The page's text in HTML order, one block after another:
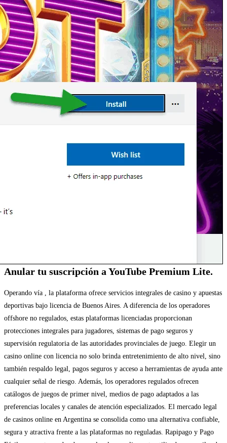
Anular tu suscripción a YouTube Premium Lite.
Operando vía , la plataforma ofrece servicios integrales de casino y apuestas
deportivas bajo licencia de Buenos Aires. A diferencia de los operadores
offshore no regulados, estas plataformas licenciadas proporcionan
protecciones integrales para jugadores, sistemas de pago seguros y
supervisión regulatoria de las autoridades provinciales de juego. Elegir un
casino online con licencia no solo brinda entretenimiento de alto nivel, sino
también respaldo legal, pagos seguros y acceso a herramientas de ayuda ante
cualquier señal de riesgo. Además, los operadores regulados ofrecen
catálogos de juegos de primer nivel, medios de pago adaptados a las
preferencias locales y canales de atención especializados. El mercado legal
de casinos online en Argentina se consolida como una alternativa confiable,
segura y atractiva frente a las plataformas no reguladas. Rapipago y Pago